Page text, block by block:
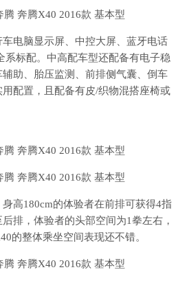
脑显示屏、中控大屏、蓝牙电话
系标配。中高配车型还配备有电子稳
助、胎压监测、前排侧气囊、倒车
配置，且配备有皮/织物混搭座椅或
180cm的体验者在前排可获得4指
排，体验者的头部空间为1拳左右，
的整体乘坐空间表现还不错。